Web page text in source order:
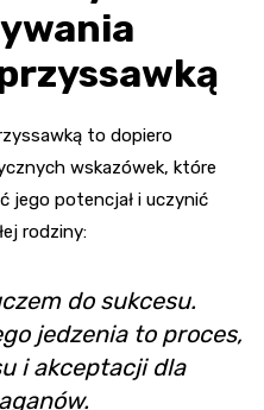
to dopiero
wskazówek, które
jego potencjał i uczynić
rodziny:
do sukcesu.
jedzenia to proces,
i akceptacji dla